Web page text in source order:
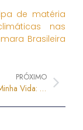
de matéria
nas
Brasileira
PRÓXIMO
Minha Casa, Minha Vida: MCID autoriza contratação de 1.260 novas unidades habitacionais